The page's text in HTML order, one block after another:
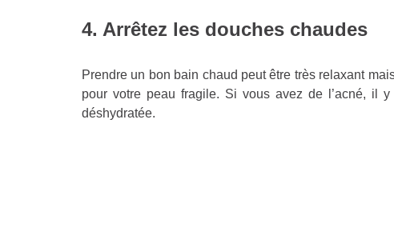
4. Arrêtez les douches chaudes
Prendre un bon bain chaud peut être très relaxant
pour votre peau fragile. Si vous avez de l’acné, il
déshydratée.